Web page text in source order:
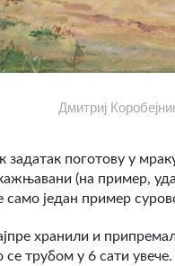
Дмитриј
поготову у
(на пример,
један пример
хранили и
трубом у 6 сати увече.